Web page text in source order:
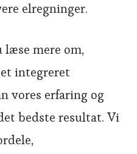
elregninger.
læse mere om,
integreret
vores erfaring og
bedste resultat. Vi